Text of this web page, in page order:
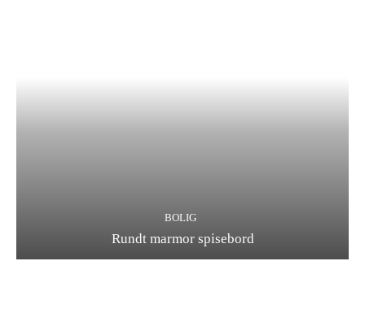
BOLIG
Rundt marmor spisebord